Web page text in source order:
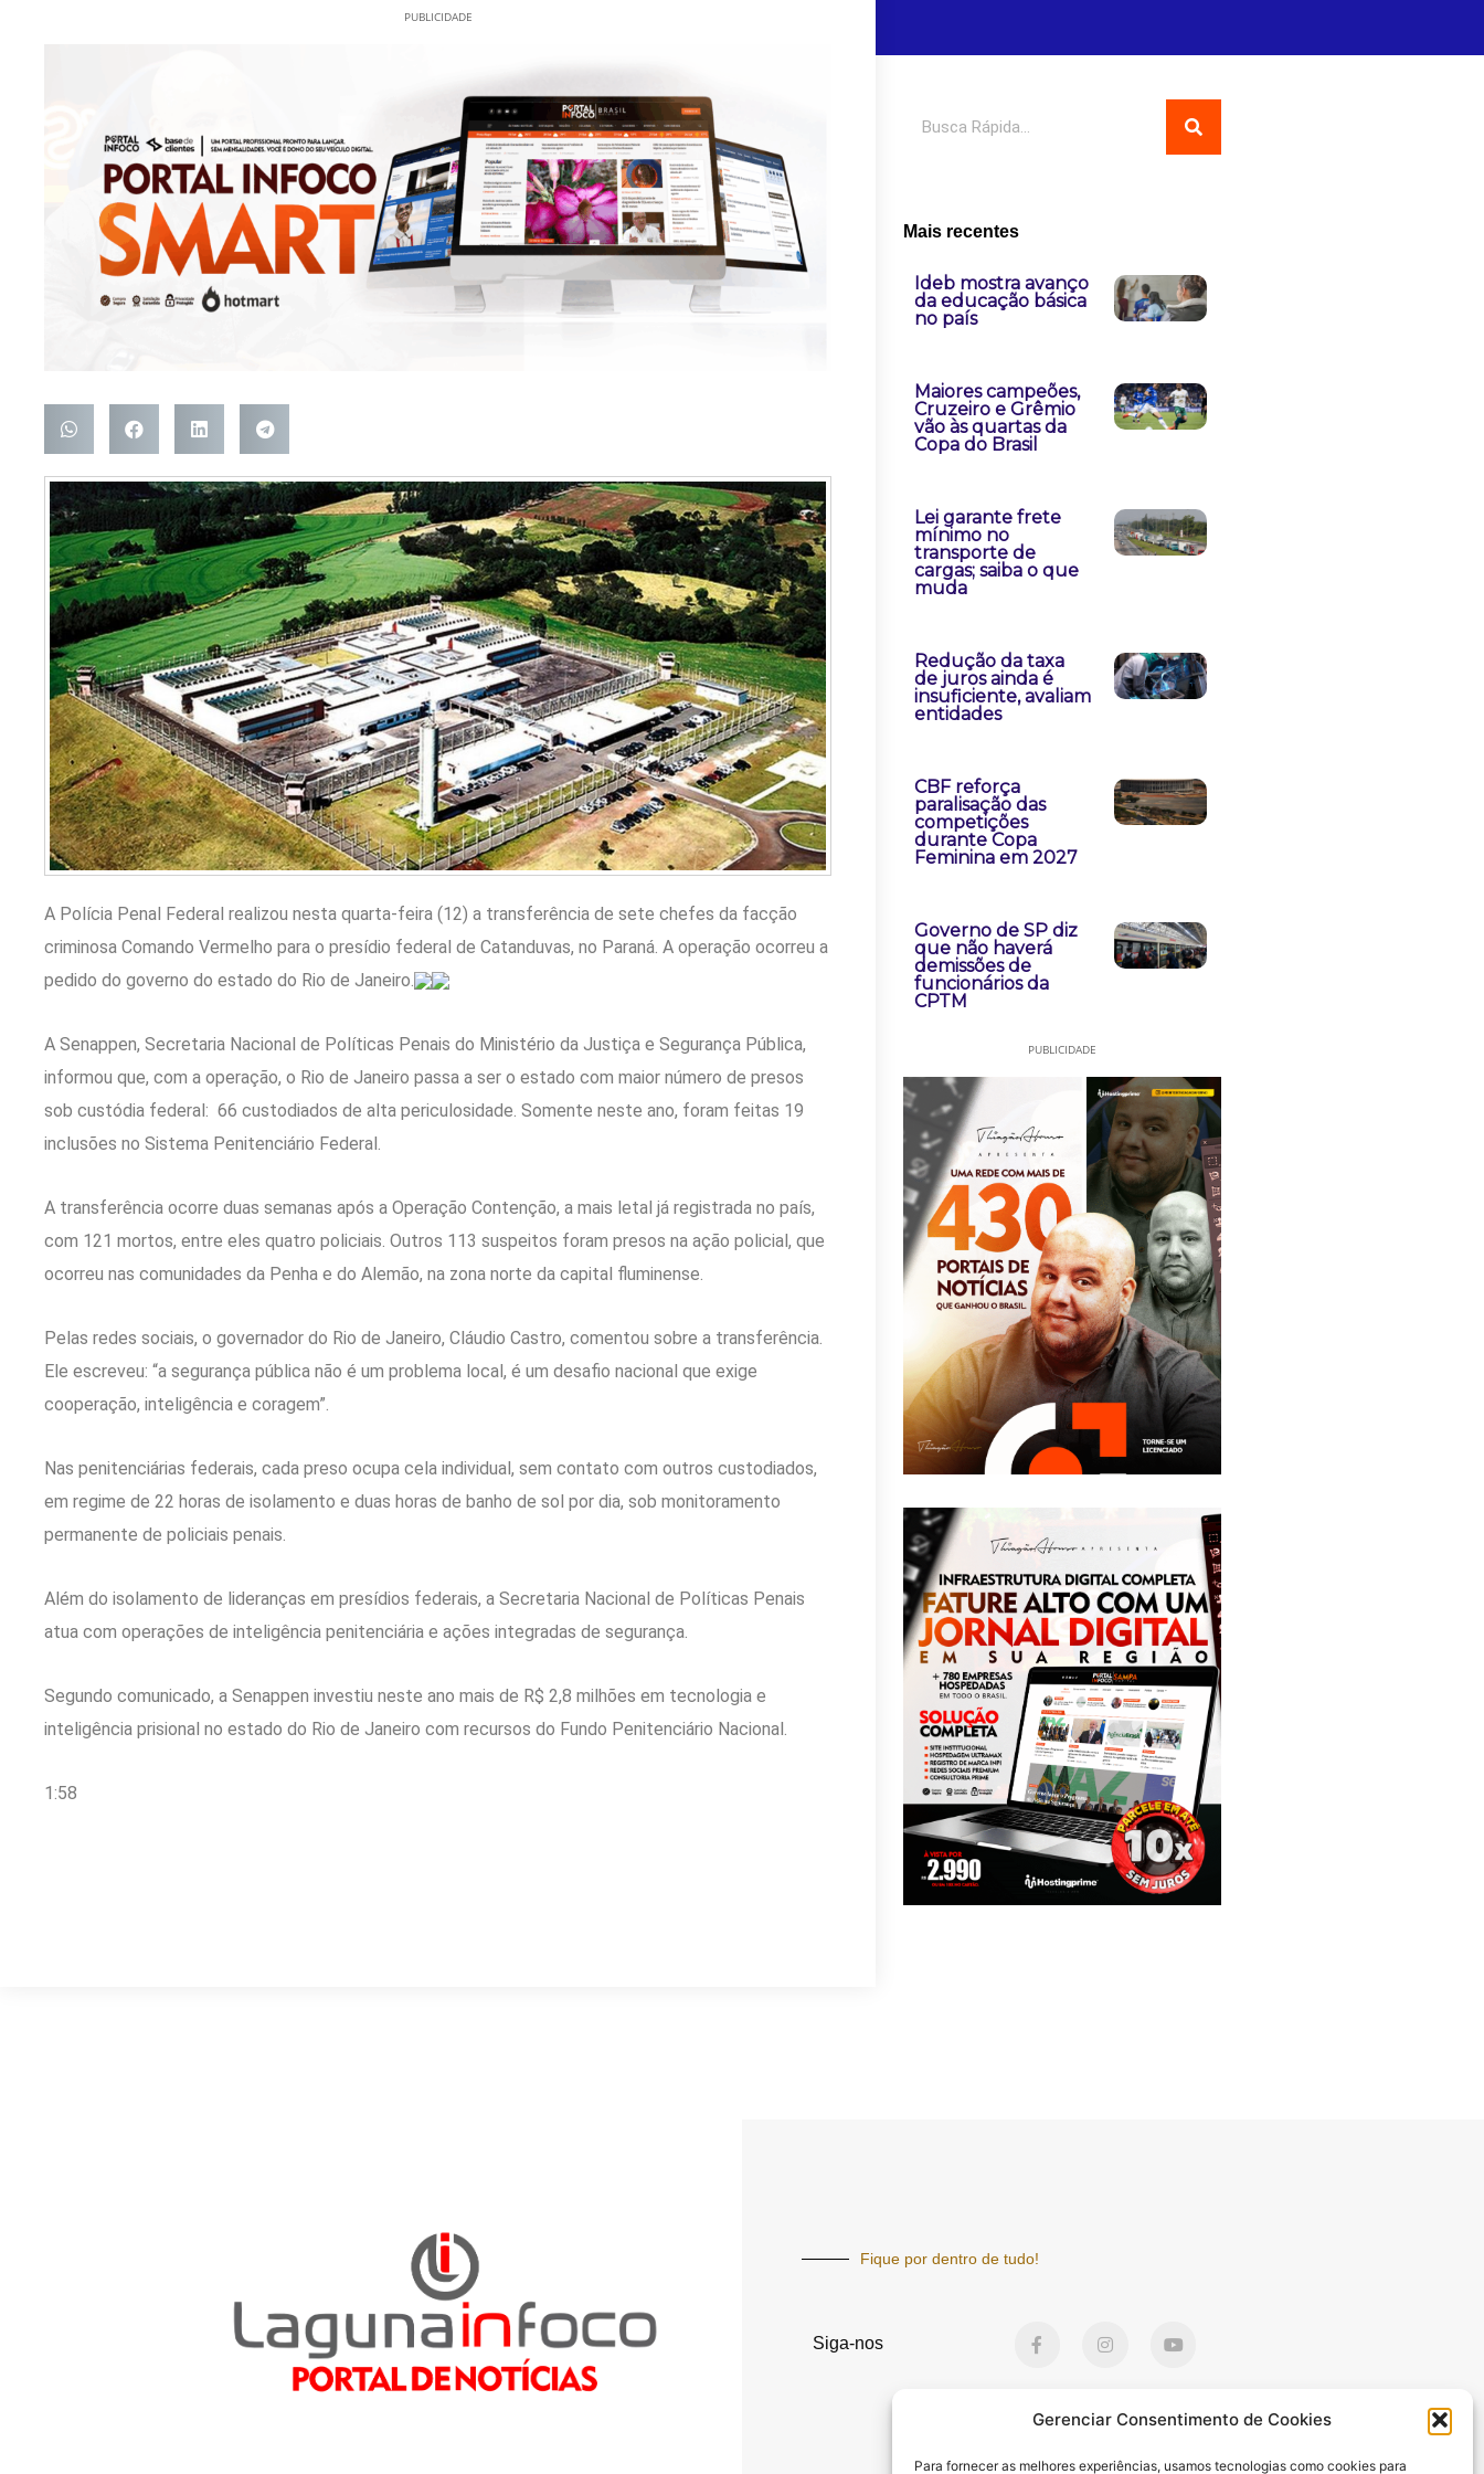
Gerenciar Consentimento de Cookies
Para fornecer as melhores experiências, usamos tecnologias como cookies para
PUBLICIDADE
A Polícia Penal Federal realizou nesta quarta-feira (12) a transferência de sete chefes da facção
criminosa Comando Vermelho para o presídio federal de Catanduvas, no Paraná. A operação ocorreu a
pedido do governo do estado do Rio de Janeiro.
A Senappen, Secretaria Nacional de Políticas Penais do Ministério da Justiça e Segurança Pública,
informou que, com a operação, o Rio de Janeiro passa a ser o estado com maior número de presos
sob custódia federal: 66 custodiados de alta periculosidade. Somente neste ano, foram feitas 19
inclusões no Sistema Penitenciário Federal.
A transferência ocorre duas semanas após a Operação Contenção, a mais letal já registrada no país,
com 121 mortos, entre eles quatro policiais. Outros 113 suspeitos foram presos na ação policial, que
ocorreu nas comunidades da Penha e do Alemão, na zona norte da capital fluminense.
Pelas redes sociais, o governador do Rio de Janeiro, Cláudio Castro, comentou sobre a transferência.
Ele escreveu: “a segurança pública não é um problema local, é um desafio nacional que exige
cooperação, inteligência e coragem”.
Nas penitenciárias federais, cada preso ocupa cela individual, sem contato com outros custodiados,
em regime de 22 horas de isolamento e duas horas de banho de sol por dia, sob monitoramento
permanente de policiais penais.
Além do isolamento de lideranças em presídios federais, a Secretaria Nacional de Políticas Penais
atua com operações de inteligência penitenciária e ações integradas de segurança.
Segundo comunicado, a Senappen investiu neste ano mais de R$ 2,8 milhões em tecnologia e
inteligência prisional no estado do Rio de Janeiro com recursos do Fundo Penitenciário Nacional.
1:58
Mais recentes
Ideb mostra avanço
da educação básica
no país
Maiores campeões,
Cruzeiro e Grêmio
vão às quartas da
Copa do Brasil
Lei garante frete
mínimo no
transporte de
cargas; saiba o que
muda
Redução da taxa
de juros ainda é
insuficiente, avaliam
entidades
CBF reforça
paralisação das
competições
durante Copa
Feminina em 2027
Governo de SP diz
que não haverá
demissões de
funcionários da
CPTM
PUBLICIDADE
Fique por dentro de tudo!
Siga-nos
a
o
n
g
o
b